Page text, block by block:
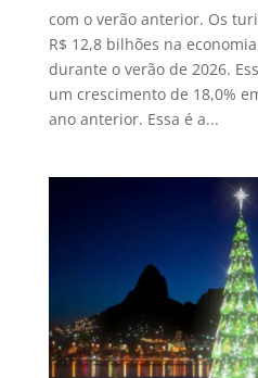
com o verão anterior. Os
R$ 12,8 bilhões na
durante o verão de 2026.
um crescimento de 18,0%
ano anterior. Essa é a...